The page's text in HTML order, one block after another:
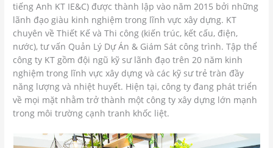
tiếng Anh KT IE&C) được thành lập vào năm 2015 bởi những
lãnh đạo giàu kinh nghiệm trong lĩnh vực xây dựng. KT
chuyên về Thiết Kế và Thi công (kiến trúc, kết cấu, điện,
nước), tư vấn Quản Lý Dự Án & Giám Sát công trình. Tập thể
công ty KT gồm đội ngũ kỹ sư lãnh đạo trên 20 năm kinh
nghiệm trong lĩnh vực xây dựng và các kỹ sư trẻ tràn đầy
năng lượng và nhiệt huyết. Hiện tại, công ty đang phát triển
về mọi mặt nhằm trở thành một công ty xây dựng lớn mạnh
trong môi trường cạnh tranh khốc liệt.